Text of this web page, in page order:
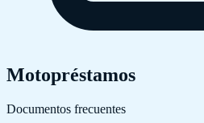
Motopréstamos
Documentos frecuentes